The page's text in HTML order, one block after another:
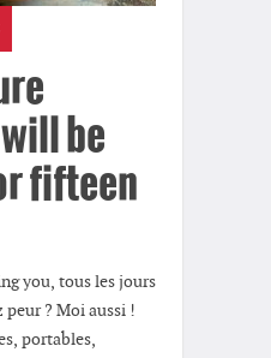
be
fifteen
you, tous les jours
? Moi aussi !
portables,